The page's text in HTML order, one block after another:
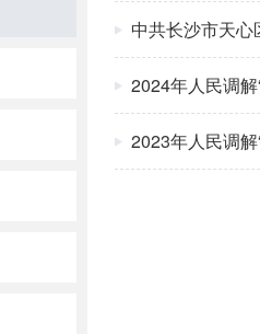
中共长沙市天
2024年人民调
2023年人民调